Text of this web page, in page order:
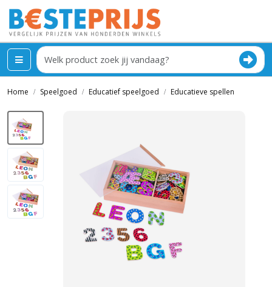
Home Speelgoed Educatief speelgoed Educatieve spellen